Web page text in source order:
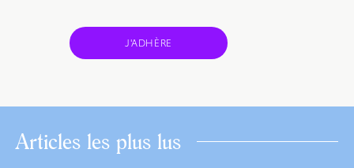
Articles les plus lus